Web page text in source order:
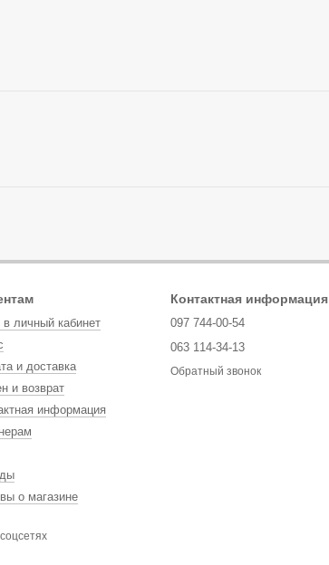
в личный кабинет
и доставка
и возврат
информация
о магазине
Контактная информация
097 744-00-54
063 114-34-13
Обратный звонок